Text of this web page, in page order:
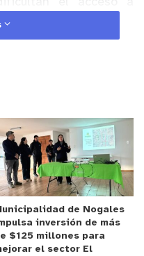
en el mundo
Fundación TACAL,
autistas no necesitan
en modelos
son entornos
reales y una sociedad
como una
de trayectoria, ha
de Nogales
inversión de más
$125 millones para
el sector El